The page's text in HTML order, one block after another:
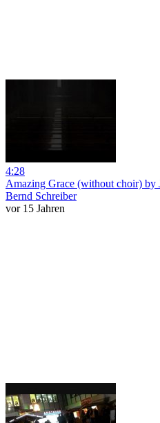
4:28
Amazing Grace (without choir) by
Bernd Schreiber
vor 15 Jahren